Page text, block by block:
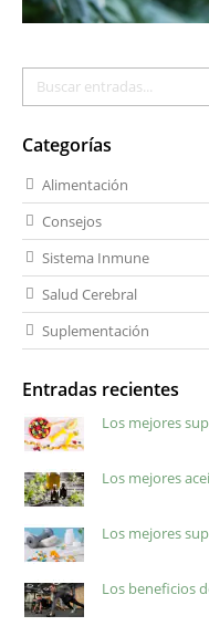
Categorías
Alimentación
Consejos
Sistema Inmune
Salud Cerebral
Suplementación
Entradas recientes
Los mejores
Los mejores
Los mejores
Los beneficios